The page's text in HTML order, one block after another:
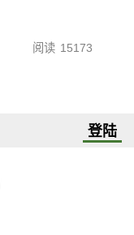
阅读 15173
登陆